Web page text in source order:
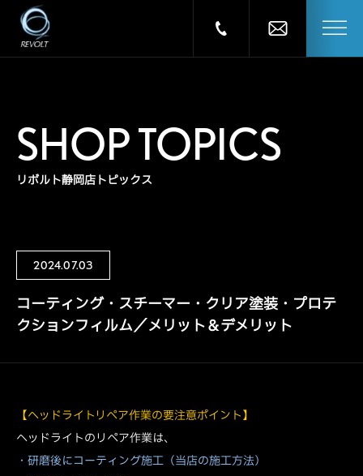
SHOP TOPICS
リボルト静岡店トピックス
2024.07.03
コーティング・スチーマー・クリア塗装・プロテ
クションフィルム／メリット＆デメリット
【ヘッドライトリペア作業の要注意ポイント】
ヘッドライトのリペア作業は、
・研磨後にコーティング施工（当店の施工方法）